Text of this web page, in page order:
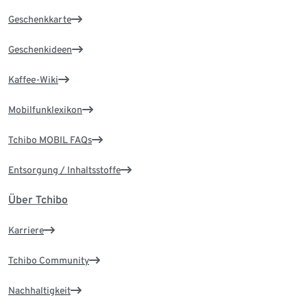
Geschenkkarte
Geschenkideen
Kaffee-Wiki
Mobilfunklexikon
Tchibo MOBIL FAQs
Entsorgung / Inhaltsstoffe
Über Tchibo
Karriere
Tchibo Community
Nachhaltigkeit